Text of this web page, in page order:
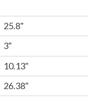
25.8"
3"
10.13"
26.38"